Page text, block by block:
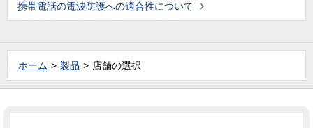
携帯電話の電波防護への適合性について
ホーム 製品 店舗の選択